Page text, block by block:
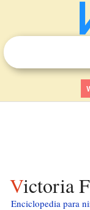
Victoria
Enciclopedia para